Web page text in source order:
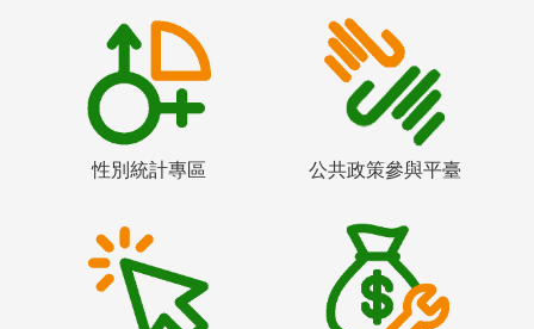
性別統計專區 公共政策參與平臺